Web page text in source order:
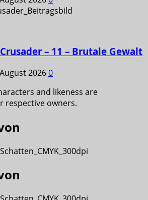
– 11 – Brutale Gewalt
20260
and likeness are
respective owners.